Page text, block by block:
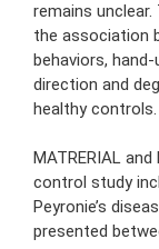
remains
the association
behaviors,
direction and
healthy controls.
MATRERIAL
control study
Peyronie’s
presented